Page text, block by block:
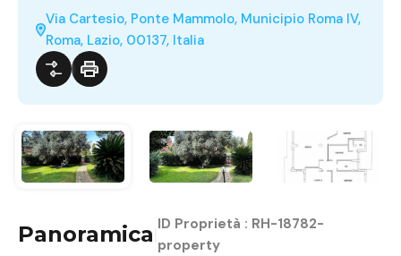
Via Cartesio, Ponte Mammolo, Municipio Roma IV,
Roma, Lazio, 00137, Italia
Panoramica ID Proprietà : RH-18782-
property